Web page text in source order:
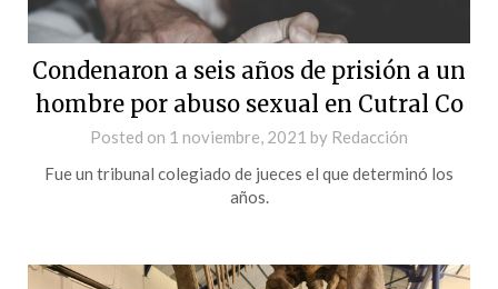
Condenaron a seis años de prisión a un
hombre por abuso sexual en Cutral Co
Posted on 1 noviembre, 2021 by Redacción
Fue un tribunal colegiado de jueces el que determinó los
años.